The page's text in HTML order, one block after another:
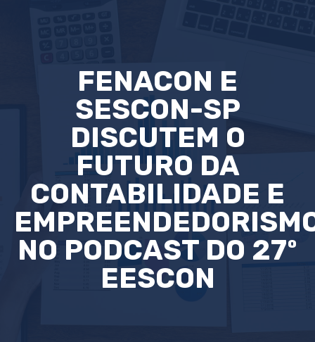
FENACON E
SESCON-SP
DISCUTEM O
FUTURO DA
CONTABILIDADE E
NO PODCAST DO 27º
EESCON